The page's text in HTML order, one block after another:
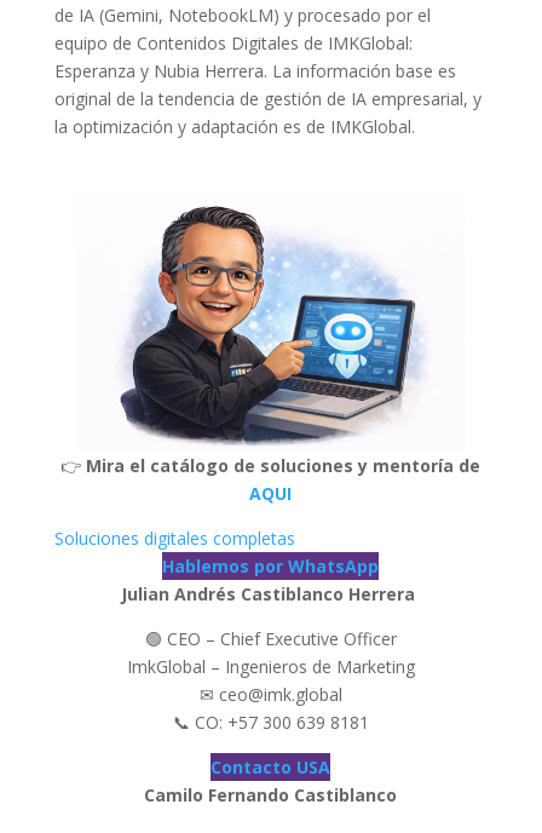
de IA (Gemini, NotebookLM) y procesado por el
equipo de Contenidos Digitales de IMKGlobal:
Esperanza y Nubia Herrera. La información base es
original de la tendencia de gestión de IA empresarial, y
la optimización y adaptación es de IMKGlobal.
👉 Mira el catálogo de soluciones y mentoría de
AQUI
Soluciones digitales completas
Hablemos por WhatsApp
Julian Andrés Castiblanco Herrera
🟢 CEO – Chief Executive Officer
ImkGlobal – Ingenieros de Marketing
✉ ceo@imk.global
📞 CO: +57 300 639 8181
Contacto USA
Camilo Fernando Castiblanco